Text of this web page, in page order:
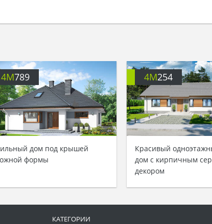
4M789
дом под крышей
формы
4M254
Красивый
дом с кирпичным
декором
КАТЕГОРИИ